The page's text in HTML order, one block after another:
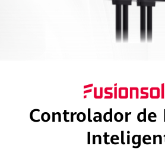
Controlador de